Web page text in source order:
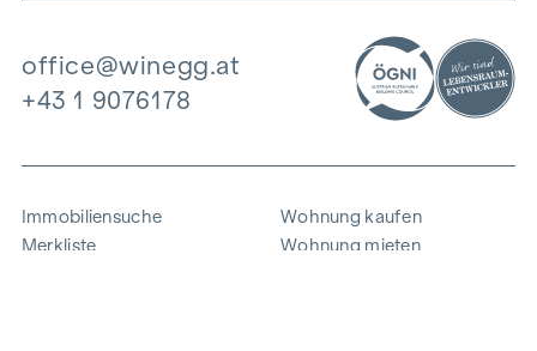
office@winegg.at
+43 1 9076178
Immobiliensuche
Merkliste
Wohnung kaufen
Wohnung mieten